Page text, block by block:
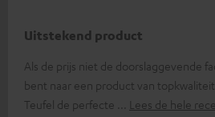
Uitstekend product
Als de prijs niet de doorslaggevende
bent naar een product van
Teufel de perfecte
Lees de hele